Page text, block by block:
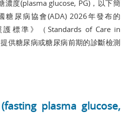
濃度(plasma glucose, PG)，以下簡
糖尿病協會(ADA) 2026年發布的
標準》（Standards of Care in
供糖尿病或糖尿病前期的診斷檢測
plasma glucose,